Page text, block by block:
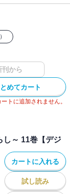
刊から
めてカート
トに追加されません。
～ 11巻【デジ
カートに入れる
試し読み